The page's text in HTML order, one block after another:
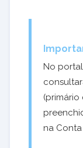
No
(primário
na Conta